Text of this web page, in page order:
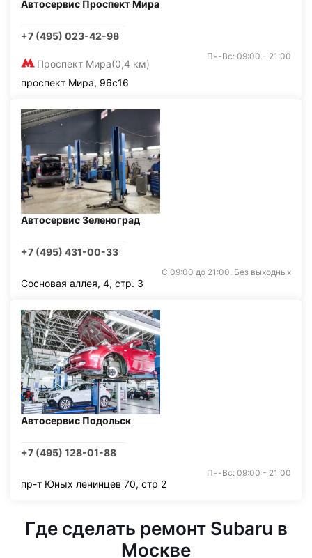
Автосервис Проспект Мира
+7 (495) 023-42-98
Проспект Мира(0,4 км)
Пн-Вс: 09:00 - 21:00
проспект Мира, 96с16
Автосервис Зеленоград
+7 (495) 431-00-33
С 09:00 до 21:00. Без выходных
Сосновая аллея, 4, стр. 3
Автосервис Подольск
+7 (495) 128-01-88
Пн-Вс: 09:00 - 21:00
пр-т Юных ленинцев 70, стр 2
Где сделать ремонт Subaru в
Москве